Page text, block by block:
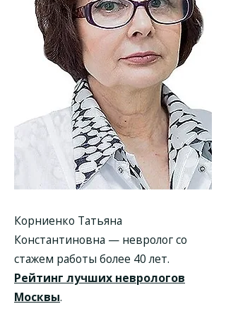
Корниенко Татьяна
Константиновна — невролог со
стажем работы более 40 лет.
Рейтинг лучших неврологов
Москвы.